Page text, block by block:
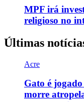
MPF irá
religioso no
Últimas
Acre
Gato é
morre